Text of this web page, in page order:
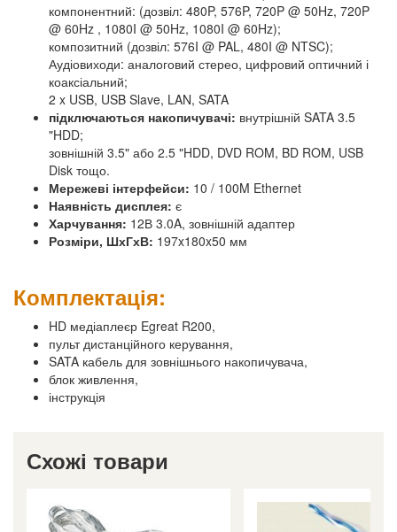
компонентний: (дозвіл: 480P, 576P, 720P @ 50Hz, 720P
@ 60Hz , 1080I @ 50Hz, 1080I @ 60Hz);
композитний (дозвіл: 576I @ PAL, 480I @ NTSC);
Аудіовиходи: аналоговий стерео, цифровий оптичний і
коаксіальний;
2 x USB, USB Slave, LAN, SATA
підключаються накопичувачі: внутрішній SATA 3.5
"HDD;
зовнішній 3.5" або 2.5 "HDD, DVD ROM, BD ROM, USB
Disk тощо.
Мережеві інтерфейси: 10 / 100M Ethernet
Наявність дисплея: є
Харчування: 12В 3.0A, зовнішній адаптер
Розміри, ШхГхВ: 197x180x50 мм
Комплектація:
HD медіаплеєр Egreat R200,
пульт дистанційного керування,
SATA кабель для зовнішнього накопичувача,
блок живлення,
інструкція
Схожі товари